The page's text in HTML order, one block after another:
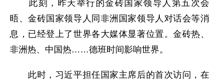
此刻，昨天举行的金砖国家领导人第五次会
晤、金砖国家领导人同非洲国家领导人对话会等消
息，已经登上了世界各大媒体显著位置。金砖热、
非洲热、中国热……德班时间影响世界。
此时，习近平担任国家主席后的首次访问，在